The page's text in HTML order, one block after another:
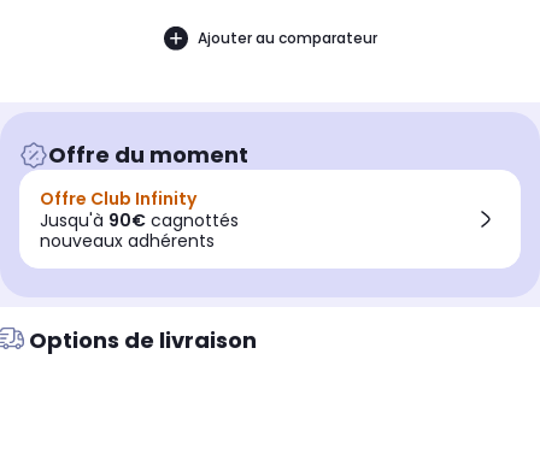
Ajouter au comparateur
Offre du moment
Offre Club Infinity
Jusqu'à 90€ cagnottés
nouveaux adhérents
Options de livraison